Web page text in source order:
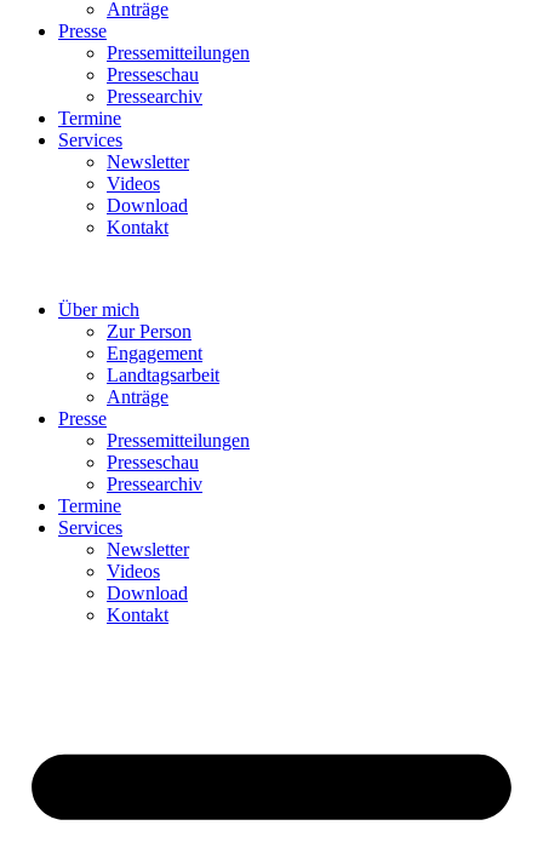
Anträge
Presse
Pressemitteilungen
Presseschau
Pressearchiv
Termine
Services
Newsletter
Videos
Download
Kontakt
Über mich
Zur Person
Engagement
Landtagsarbeit
Anträge
Presse
Pressemitteilungen
Presseschau
Pressearchiv
Termine
Services
Newsletter
Videos
Download
Kontakt